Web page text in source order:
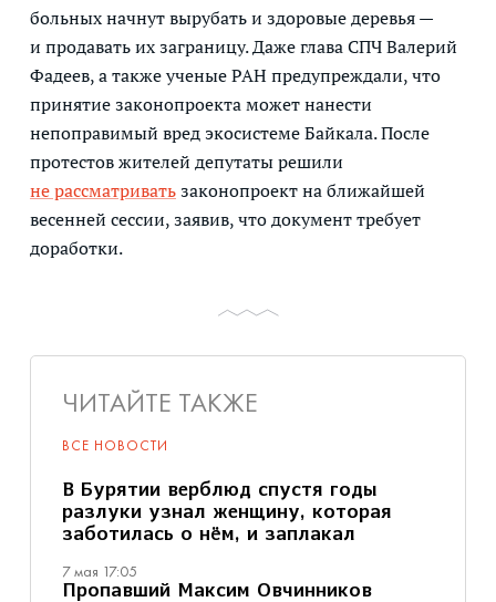
больных начнут вырубать и здоровые деревья —
и продавать их заграницу. Даже глава СПЧ Валерий
Фадеев, а также ученые РАН предупреждали, что
принятие законопроекта может нанести
непоправимый вред экосистеме Байкала. После
протестов жителей депутаты решили
не рассматриватьзаконопроект на ближайшей
весенней сессии, заявив, что документ требует
доработки.
ЧИТАЙТЕ ТАКЖЕ
ВСЕ НОВОСТИ
В Бурятии верблюд спустя годы
разлуки узнал женщину, которая
заботилась о нём, и заплакал
7 мая 17:05
Пропавший Максим Овчинников